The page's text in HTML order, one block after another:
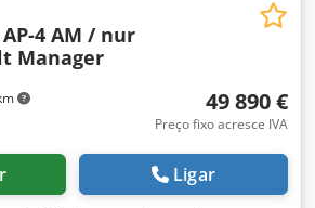
AP-4 AM / nur
Manager
49 890 €
Preço fixo acresce IVA
Ligar